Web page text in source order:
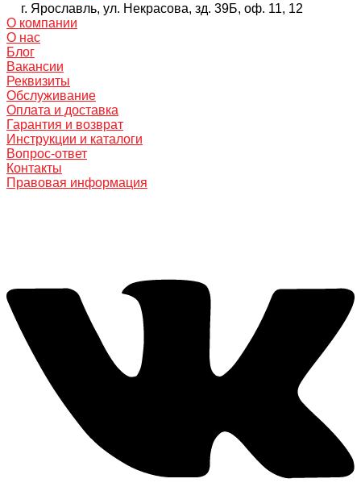
г. Ярославль, ул. Некрасова, зд. 39Б, оф. 11, 12
О компании
О нас
Блог
Вакансии
Реквизиты
Обслуживание
Оплата и доставка
Гарантия и возврат
Инструкции и каталоги
Вопрос-ответ
Контакты
Правовая информация